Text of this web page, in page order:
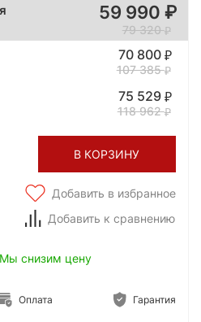
59 990
79 320
70 800
107 385
75 529
118 962
В КОРЗИНУ
Добавить в избранное
Добавить к сравнению
снизим цену
Оплата Гарантия